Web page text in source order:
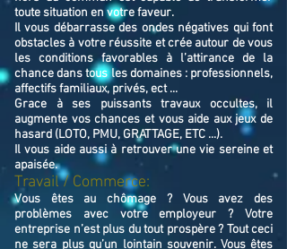
toute situation en votre faveur.
Il vous débarrasse des ondes négatives qui font
obstacles à votre réussite et crée autour de vous
les conditions favorables à l’attirance de la
chance dans tous les domaines : professionnels,
affectifs familiaux, privés, ect ...
Grace à ses puissants travaux occultes, il
augmente vos chances et vous aide aux jeux de
hasard (LOTO, PMU, GRATTAGE, ETC ...).
Il vous aide aussi à retrouver une vie sereine et
apaisée.
Travail / Commerce:
Vous êtes au chômage ? Vous avez des
problèmes avec votre employeur ? Votre
entreprise n’est plus du tout prospère ? Tout ceci
ne sera plus qu’un lointain souvenir. Vous êtes